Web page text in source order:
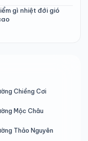
gì nhiệt đới gió
Chiềng Cơi
Mộc Châu
Thảo Nguyên